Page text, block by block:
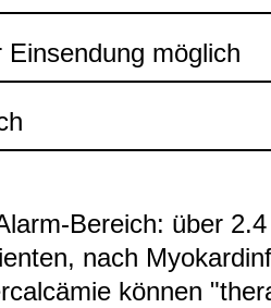
Ein­sen­dung mög­lich
​Bereich: über
nach
kön­nen